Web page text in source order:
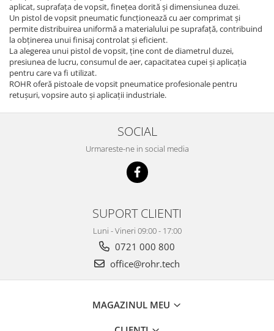
aplicat, suprafața de vopsit, finețea dorită și dimensiunea duzei.
Un pistol de vopsit pneumatic funcționează cu aer comprimat și
permite distribuirea uniformă a materialului pe suprafață, contribuind
la obținerea unui finisaj controlat și eficient.
La alegerea unui pistol de vopsit, ține cont de diametrul duzei,
presiunea de lucru, consumul de aer, capacitatea cupei și aplicația
pentru care va fi utilizat.
ROHR oferă pistoale de vopsit pneumatice profesionale pentru
retușuri, vopsire auto și aplicații industriale.
SOCIAL
Urmareste-ne in social media
SUPORT CLIENTI
Luni - Vineri 09:00 - 17:00
0721 000 800
office@rohr.tech
MAGAZINUL MEU